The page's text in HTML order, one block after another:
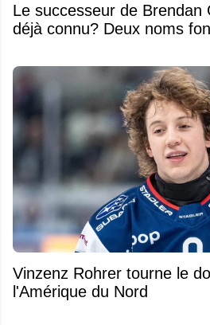
Le successeur de Brendan
déjà connu? Deux noms
Vinzenz Rohrer tourne le
l'Amérique du Nord